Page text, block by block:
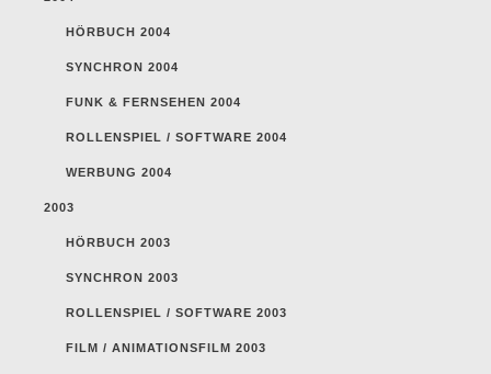
HÖRBUCH 2004
SYNCHRON 2004
FUNK & FERNSEHEN 2004
ROLLENSPIEL / SOFTWARE 2004
WERBUNG 2004
2003
HÖRBUCH 2003
SYNCHRON 2003
ROLLENSPIEL / SOFTWARE 2003
FILM / ANIMATIONSFILM 2003